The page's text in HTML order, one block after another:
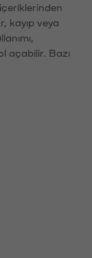
kayıp veya
açabilir. Bazı